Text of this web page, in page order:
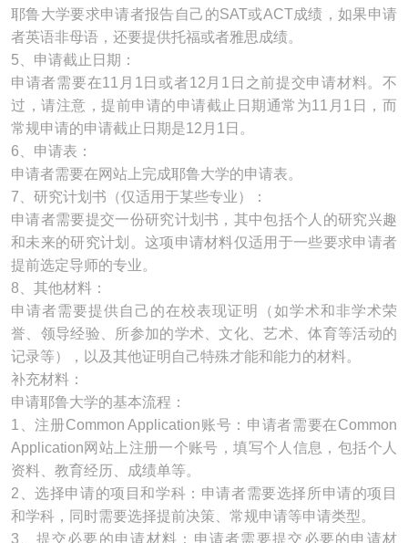
耶鲁大学要求申请者报告自己的SAT或ACT成绩，如果申请
者英语非母语，还要提供托福或者雅思成绩。
5、申请截止日期：
申请者需要在11月1日或者12月1日之前提交申请材料。不
过，请注意，提前申请的申请截止日期通常为11月1日，而
常规申请的申请截止日期是12月1日。
6、申请表：
申请者需要在网站上完成耶鲁大学的申请表。
7、研究计划书（仅适用于某些专业）：
申请者需要提交一份研究计划书，其中包括个人的研究兴趣
和未来的研究计划。这项申请材料仅适用于一些要求申请者
提前选定导师的专业。
8、其他材料：
申请者需要提供自己的在校表现证明（如学术和非学术荣
誉、领导经验、所参加的学术、文化、艺术、体育等活动的
记录等），以及其他证明自己特殊才能和能力的材料。
补充材料：
申请耶鲁大学的基本流程：
1、注册Common Application账号：申请者需要在Common
Application网站上注册一个账号，填写个人信息，包括个人
资料、教育经历、成绩单等。
2、选择申请的项目和学科：申请者需要选择所申请的项目
和学科，同时需要选择提前决策、常规申请等申请类型。
3、提交必要的申请材料：申请者需要提交必要的申请材